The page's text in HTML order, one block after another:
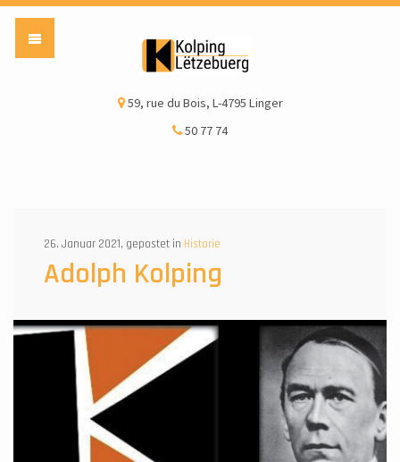
59, rue du Bois, L-4795 Linger
50 77 74
26. Januar 2021, gepostet in Historie
Adolph Kolping